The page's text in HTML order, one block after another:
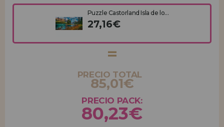
Puzzle Castorland Isla de lo...
27,16€
PRECIO TOTAL
85,01€
PRECIO PACK:
80,23€